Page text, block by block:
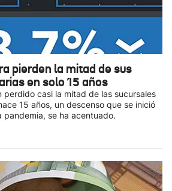
pierden la mitad de sus
en solo 15 años
perdido casi la mitad de las sucursales
15 años, un descenso que se inició
se ha acentuado.